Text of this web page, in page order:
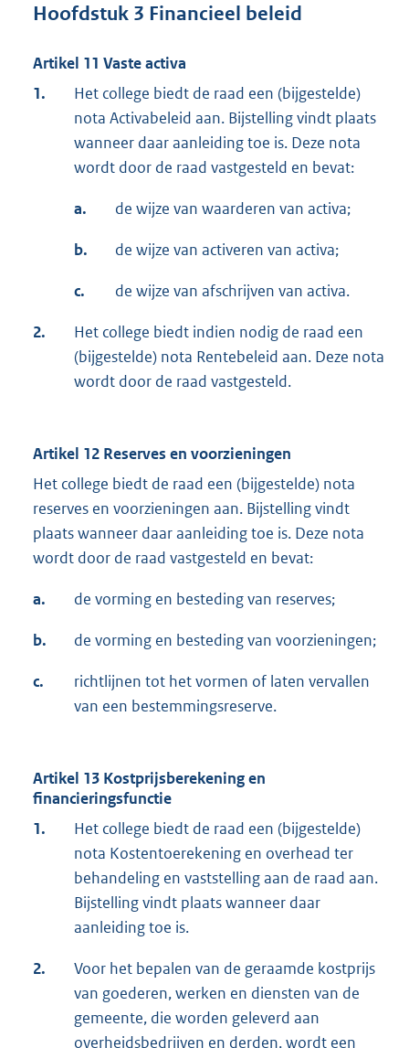
Hoofdstuk 3 Financieel beleid
Artikel 11 Vaste activa
1.
Het college biedt de raad een (bijgestelde)
nota Activabeleid aan. Bijstelling vindt plaats
wanneer daar aanleiding toe is. Deze nota
wordt door de raad vastgesteld en bevat:
a. de wijze van waarderen van activa;
b. de wijze van activeren van activa;
c. de wijze van afschrijven van activa.
2.
Het college biedt indien nodig de raad een
(bijgestelde) nota Rentebeleid aan. Deze nota
wordt door de raad vastgesteld.
Artikel 12 Reserves en voorzieningen
Het college biedt de raad een (bijgestelde) nota
reserves en voorzieningen aan. Bijstelling vindt
plaats wanneer daar aanleiding toe is. Deze nota
wordt door de raad vastgesteld en bevat:
a. de vorming en besteding van reserves;
b. de vorming en besteding van voorzieningen;
c.
richtlijnen tot het vormen of laten vervallen
van een bestemmingsreserve.
Artikel 13 Kostprijsberekening en
financieringsfunctie
1.
Het college biedt de raad een (bijgestelde)
nota Kostentoerekening en overhead ter
behandeling en vaststelling aan de raad aan.
Bijstelling vindt plaats wanneer daar
aanleiding toe is.
2.
Voor het bepalen van de geraamde kostprijs
van goederen, werken en diensten van de
gemeente, die worden geleverd aan
overheidsbedrijven en derden, wordt een